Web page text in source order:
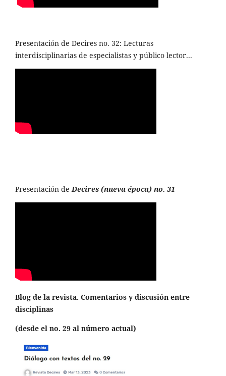
Presentación de Decires no. 32: Lecturas
interdisciplinarias de especialistas y público lector...
Presentación de Decires (nueva época) no. 31
Blog de la revista. Comentarios y discusión entre
disciplinas
(desde el no. 29 al número actual)